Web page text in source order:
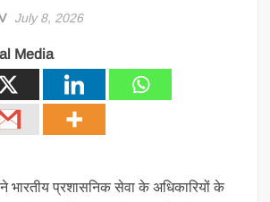
July 8, 2026
Media
भारतीय प्रशासनिक सेवा के अधिकारियों के